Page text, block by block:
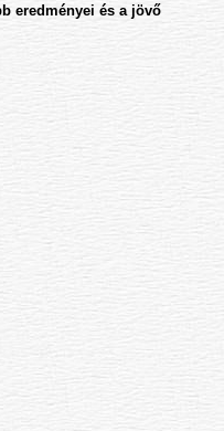
eredményei és a jövő